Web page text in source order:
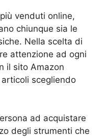
venduti online,
chiunque sia le
Nella scelta di
attenzione ad ogni
il sito Amazon
scegliendo
ad acquistare
degli strumenti che